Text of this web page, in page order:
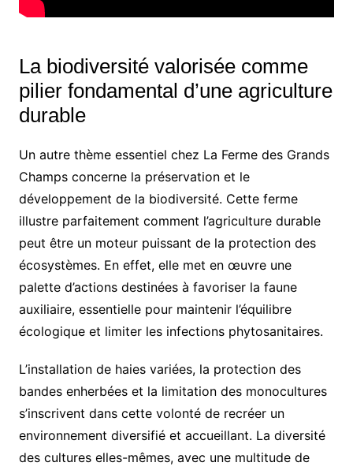
La biodiversité valorisée comme
pilier fondamental d’une agriculture
durable
Un autre thème essentiel chez La Ferme des Grands
Champs concerne la préservation et le
développement de la biodiversité. Cette ferme
illustre parfaitement comment l’agriculture durable
peut être un moteur puissant de la protection des
écosystèmes. En effet, elle met en œuvre une
palette d’actions destinées à favoriser la faune
auxiliaire, essentielle pour maintenir l’équilibre
écologique et limiter les infections phytosanitaires.
L’installation de haies variées, la protection des
bandes enherbées et la limitation des monocultures
s’inscrivent dans cette volonté de recréer un
environnement diversifié et accueillant. La diversité
des cultures elles-mêmes, avec une multitude de